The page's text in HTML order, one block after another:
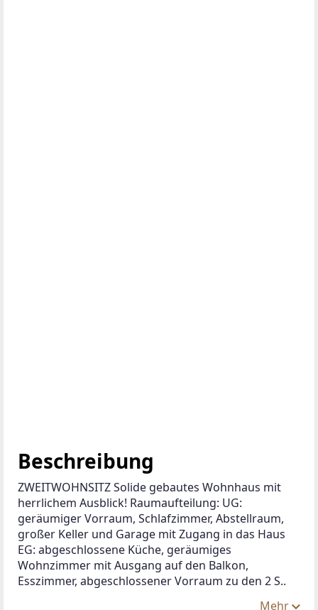
Beschreibung
ZWEITWOHNSITZ Solide gebautes Wohnhaus mit
herrlichem Ausblick! Raumaufteilung: UG:
geräumiger Vorraum, Schlafzimmer, Abstellraum,
großer Keller und Garage mit Zugang in das Haus
EG: abgeschlossene Küche, geräumiges
Wohnzimmer mit Ausgang auf den Balkon,
Esszimmer, abgeschlossener Vorraum zu den 2 S..
Mehr